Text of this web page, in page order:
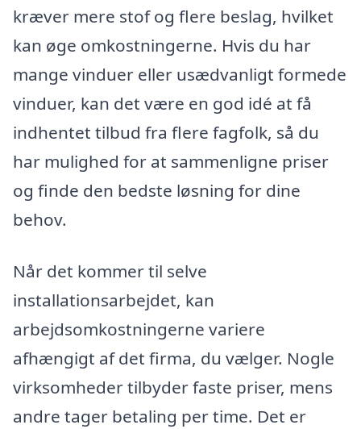
kræver mere stof og flere beslag, hvilket
kan øge omkostningerne. Hvis du har
mange vinduer eller usædvanligt formede
vinduer, kan det være en god idé at få
indhentet tilbud fra flere fagfolk, så du
har mulighed for at sammenligne priser
og finde den bedste løsning for dine
behov.
Når det kommer til selve
installationsarbejdet, kan
arbejdsomkostningerne variere
afhængigt af det firma, du vælger. Nogle
virksomheder tilbyder faste priser, mens
andre tager betaling per time. Det er